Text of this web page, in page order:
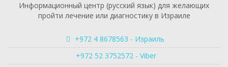
Информационный центр (русский язык) для желающих
пройти лечение или диагностику в Израиле
+972 4 8678563 - Израиль
+972 52 3752572 - Viber